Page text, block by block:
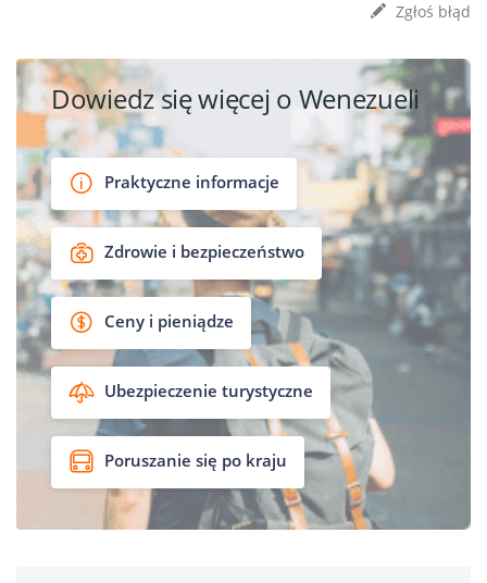
Zgłoś błąd
Dowiedz się więcej o Wenezueli
Praktyczne informacje
Zdrowie i bezpieczeństwo
Ceny i pieniądze
Ubezpieczenie turystyczne
Poruszanie się po kraju